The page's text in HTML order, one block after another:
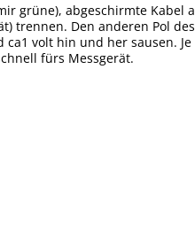
grüne), abgeschirmte
trennen. Den anderen Pol
ca1 volt hin und her sausen.
fürs Messgerät.